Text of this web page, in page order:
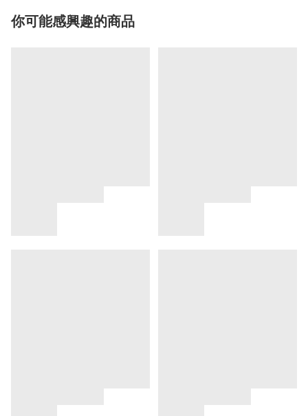
你可能感興趣的商品